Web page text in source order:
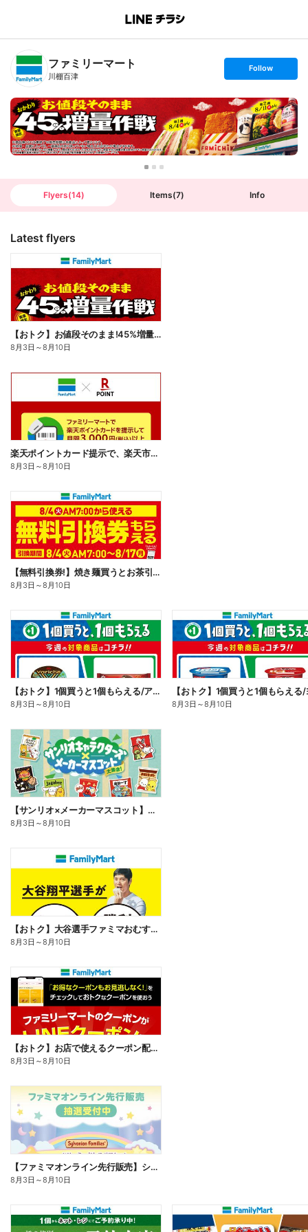
B
n
T
ファミリーマート
川棚百津
s
t
o
l
l
o
w
Follow
Flyers(14) Items(7) Info
Latest flyers
【おトク】お値段そのまま!45%増量作戦!
8月3日 ～8月10日
楽天ポイントカード提示で、楽天市場でのお買い物がおトクに!
8月3日 ～8月10日
【無料引換券!】焼き麺買うとお茶引換券貰える!
8月3日 ～8月10日
【おトク】1個買うと1個もらえる/アイス
8月3日 ～8月10日 8月3日 ～8月10日
【サンリオ×メーカーマスコット】オリジナルグッズ貰える!
8月3日 ～8月10日
【おトク】大谷選手ファミマおむすび割
8月3日 ～8月10日
【おトク】お店で使えるクーポン配信中
8月3日 ～8月10日
【ファミマオンライン先行販売】シルバニアファミリー
8月3日 ～8月10日